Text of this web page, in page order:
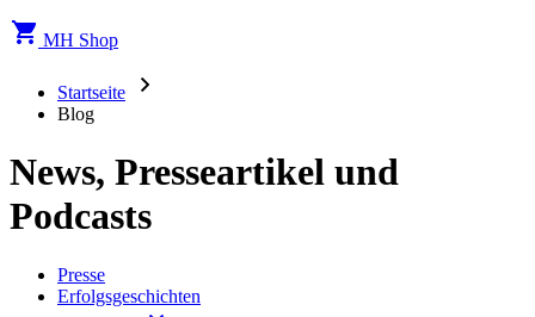
MH Shop
Startseite
Blog
News, Presseartikel und
Podcasts
Presse
Erfolgsgeschichten